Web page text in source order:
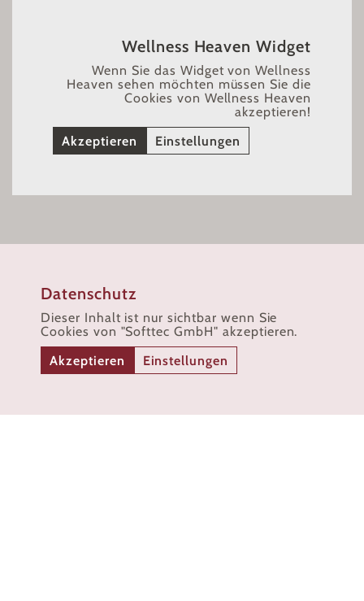
Wellness Heaven Widget
Wenn Sie das Widget von Wellness
Heaven sehen möchten müssen Sie die
Cookies von Wellness Heaven
akzeptieren!
Akzeptieren
Einstellungen
Datenschutz
Dieser Inhalt ist nur sichtbar wenn Sie
Cookies von "Softtec GmbH" akzeptieren.
Akzeptieren
Einstellungen